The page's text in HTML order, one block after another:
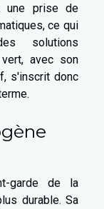
une prise de
ce qui
solutions
vert, avec son
s'inscrit donc
garde de la
durable. Sa